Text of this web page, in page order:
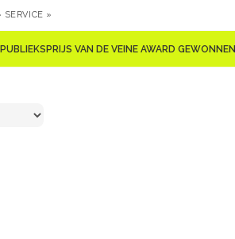
SERVICE »
VAN DE VEINE AWARD GEWONNEN